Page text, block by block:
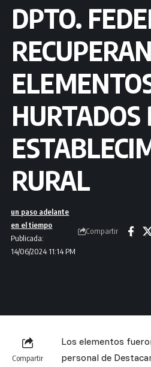
DPTO.
RECUPERAN
HURTADOS
RURAL
Publicada:
14/06/2024 11:14 PM
un paso adelante
en el tiempo
Compartir
Compartir
Los elementos
personal de